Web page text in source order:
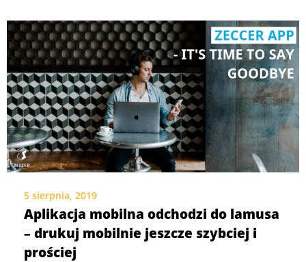
5 sierpnia, 2019
Aplikacja mobilna odchodzi do lamusa
– drukuj mobilnie jeszcze szybciej i
prościej